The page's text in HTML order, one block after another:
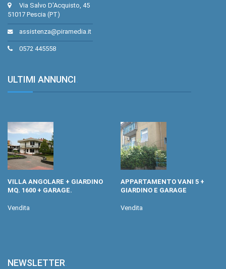
Via Salvo D'Acquisto, 45
51017 Pescia (PT)
assistenza@piramedia.it
0572 445558
ULTIMI ANNUNCI.
VILLA ANGOLARE + GIARDINO
MQ. 1600 + GARAGE.
Vendita
APPARTAMENTO VANI 5 +
GIARDINO E GARAGE
Vendita
NEWSLETTER.